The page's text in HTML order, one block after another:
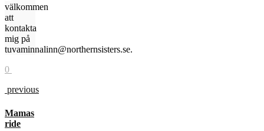
välkommen
att
kontakta
mig på
tuvaminnalinn@northernsisters.se.
0
previous
Mamas
ride